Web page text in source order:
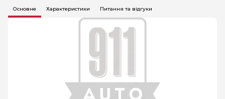
Основне Характеристики Питання та відгуки